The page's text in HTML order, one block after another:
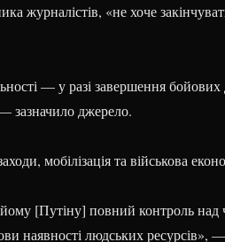
журналістів, «не хоче
— у разі завершення бойових
зазначило джерело.
мобілізація та військова
йому [Путіну] повний контроль над
наявності людських ресурсів»,